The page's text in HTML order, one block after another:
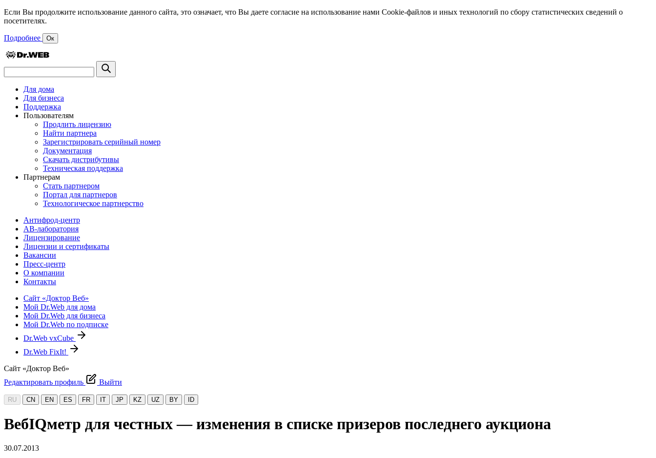
Если Вы продолжите использование данного сайта, это означает, что Вы даете согласие на использование нами Cookie-файлов и иных технологий по сбору статистических сведений о
посетителях.
Подробнее Ок
Для дома
Для бизнеса
Поддержка
Пользователям
Продлить лицензию
Найти партнера
Зарегистрировать серийный номер
Документация
Скачать дистрибутивы
Техническая поддержка
Партнерам
Стать партнером
Портал для партнеров
Технологическое партнерство
Антифрод-центр
АВ-лаборатория
Лицензирование
Лицензии и сертификаты
Вакансии
Пресс-центр
О компании
Контакты
Сайт «Доктор Веб»
Мой Dr.Web для дома
Мой Dr.Web для бизнеса
Мой Dr.Web по подписке
Dr.Web vxCube
Dr.Web FixIt!
Сайт «Доктор Веб»
Редактировать профиль
Выйти
RU CN EN ES FR IT JP KZ UZ BY ID
ВебIQметр для честных — изменения в списке призеров последнего аукциона
30.07.2013